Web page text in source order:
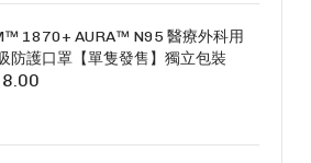
1870+ AURA™ N95 醫療外科用
防護口罩【單隻發售】獨立包裝